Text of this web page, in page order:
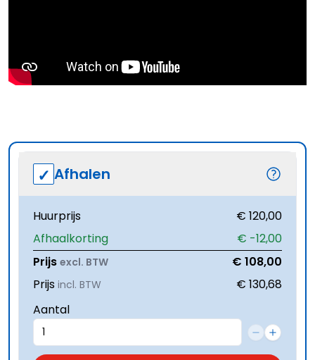
Afhalen
Huurprijs
€ 120,00
Afhaalkorting
€ -12,00
Prijs excl. BTW
€ 108,00
Prijs incl. BTW
€ 130,68
Aantal